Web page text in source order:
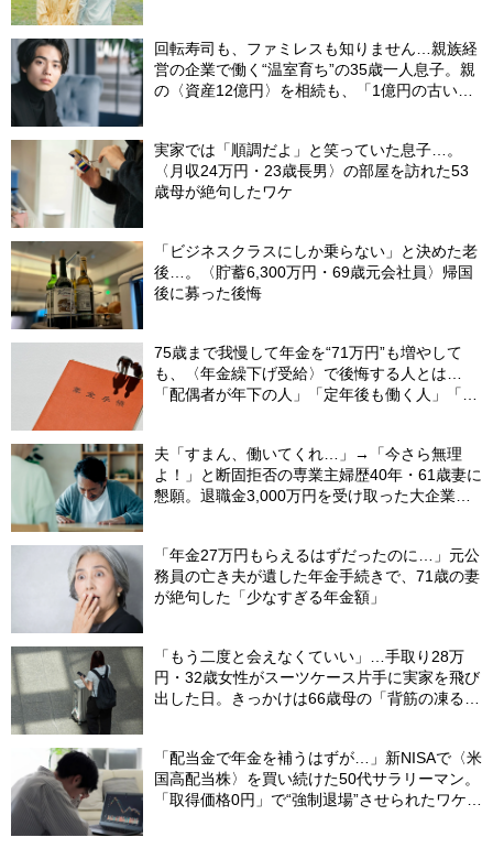
回転寿司も、ファミレスも知りません…親族経
営の企業で働く“温室育ち”の35歳一人息子。親
の〈資産12億円〉を相続も、「1億円の古いビ
実家では「順調だよ」と笑っていた息子…。
〈月収24万円・23歳長男〉の部屋を訪れた53
歳母が絶句したワケ
「ビジネスクラスにしか乗らない」と決めた老
後…。〈貯蓄6,300万円・69歳元会社員〉帰国
後に募った後悔
75歳まで我慢して年金を“71万円”も増やして
も、〈年金繰下げ受給〉で後悔する人とは…
「配偶者が年下の人」「定年後も働く人」「特
夫「すまん、働いてくれ…」→「今さら無理
よ！」と断固拒否の専業主婦歴40年・61歳妻に
懇願。退職金3,000万円を受け取った大企業元
「年金27万円もらえるはずだったのに…」元公
務員の亡き夫が遺した年金手続きで、71歳の妻
が絶句した「少なすぎる年金額」
「もう二度と会えなくていい」…手取り28万
円・32歳女性がスーツケース片手に実家を飛び
出した日。きっかけは66歳母の「背筋の凍る一
「配当金で年金を補うはずが…」新NISAで〈米
国高配当株〉を買い続けた50代サラリーマン。
「取得価格0円」で“強制退場”させられたワケ